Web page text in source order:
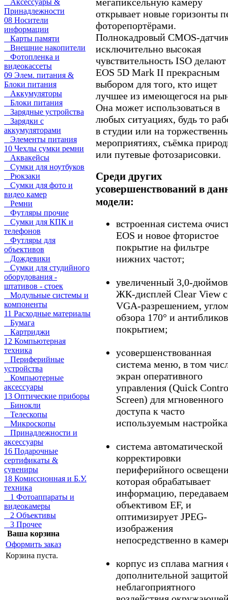
Аксессуары &
Принадлежности
08 Носители
информации
Карты памяти
Внешние накопители
Фотопленка и
видеокассеты
09 Элем. питания &
Блоки питания
Аккумуляторы
Блоки питания
Зарядные устройства
Зарядки с
аккумуляторами
Элементы питания
10 Чехлы сумки ремни
Аквакейсы
Сумки для ноутбуков
Рюкзаки
Сумки для фото и
видео камер
Ремни
Футляры прочие
Сумки для КПК и
телефонов
Футляры для
объективов
Дождевики
Сумки для студийного
оборудования -
штативов - стоек
Модульные системы и
компоненты
11 Расходные материалы
Бумага
Картриджи
12 Компьютерная
техника
Периферийные
устройства
Компьютерные
аксессуары
13 Оптические приборы
Бинокли
Телескопы
Микроскопы
Принадлежности и
аксессуары
16 Подарочные
сертификаты &
сувениры
18 Комиссионная и Б.У.
техника
1 Фотоаппараты и
видеокамеры
2 Объективы
3 Прочее
Ваша корзина
Оформить заказ
Корзина пуста.
открывает новые горизонты
фоторепортёрами.
Полнокадровый CMOS-
исключительно высокая
чувствительность ISO делают
EOS 5D Mark II прекрасным
выбором для того, кто ищет
лучшее из имеющегося на
Она может использоваться в
любых ситуациях, будь то
в студии или на
мероприятиях, съёмка
или путевые фотозарисовки.
Среди других
усовершенствований в
модели:
встроенная система
EOS и новое фтористое
покрытие на фильтре
нижних частот;
увеличенный 3,0-
ЖК-дисплей Clear View с
VGA-разрешением,
обзора 170° и
покрытием;
усовершенствованная
система меню, в том
экран оперативного
управления (Quick
Screen) для мгновенного
доступа к часто
используемым
система автоматической
корректировки
периферийного
которая обрабатывает
информацию,
объективом EF, и
оптимизирует JPEG-
изображения
непосредственно в
корпус из сплава магния
дополнительной
неблагоприятного